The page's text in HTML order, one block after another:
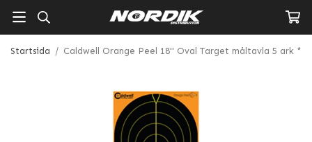
Startsida / Caldwell Orange Peel 18" Oval Target måltavla 5 ark *